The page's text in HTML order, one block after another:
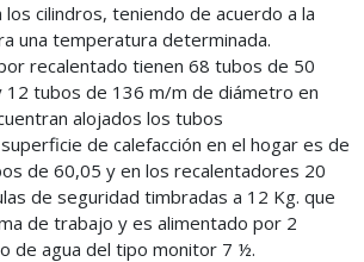
cilindros, teniendo de acuerdo a la
una temperatura determinada.
recalentado tienen 68 tubos de 50
tubos de 136 m/m de diámetro en
alojados los tubos
de calefacción en el hogar es de
de 60,05 y en los recalentadores 20
de seguridad timbradas a 12 Kg. que
de trabajo y es alimentado por 2
de agua del tipo monitor 7 ½.